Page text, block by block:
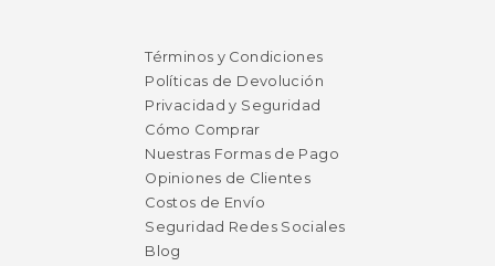
Términos y Condiciones
Políticas de Devolución
Privacidad y Seguridad
Cómo Comprar
Nuestras Formas de Pago
Opiniones de Clientes
Costos de Envío
Seguridad Redes Sociales
Blog